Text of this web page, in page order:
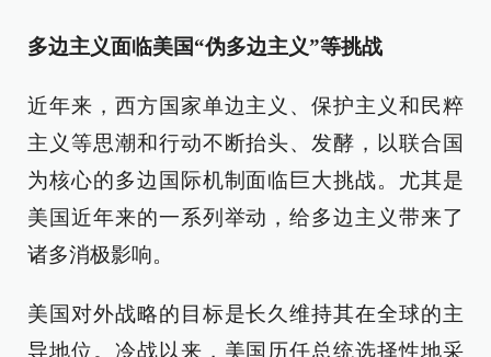
多边主义面临美国“伪多边主义”等挑战
近年来，西方国家单边主义、保护主义和民粹
主义等思潮和行动不断抬头、发酵，以联合国
为核心的多边国际机制面临巨大挑战。尤其是
美国近年来的一系列举动，给多边主义带来了
诸多消极影响。
美国对外战略的目标是长久维持其在全球的主
导地位。冷战以来，美国历任总统选择性地采